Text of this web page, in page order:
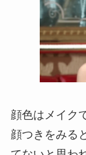
顔色はメイク
顔つきをみる